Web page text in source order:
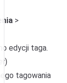
>
edycji taga.
)
tagowania